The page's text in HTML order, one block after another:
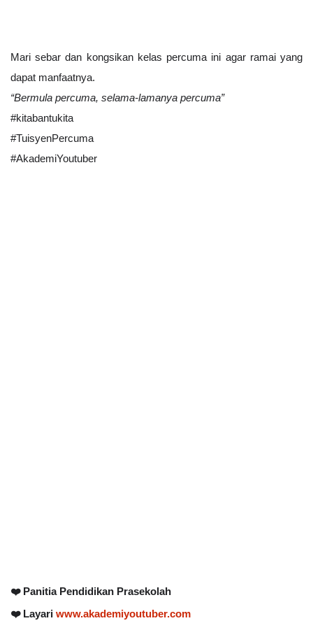
Mari sebar dan kongsikan kelas percuma ini agar ramai yang
dapat manfaatnya.
“Bermula percuma, selama-lamanya percuma”
#kitabantukita
#TuisyenPercuma
#AkademiYoutuber
❤️ Panitia Pendidikan Prasekolah
❤️ Layari www.akademiyoutuber.com